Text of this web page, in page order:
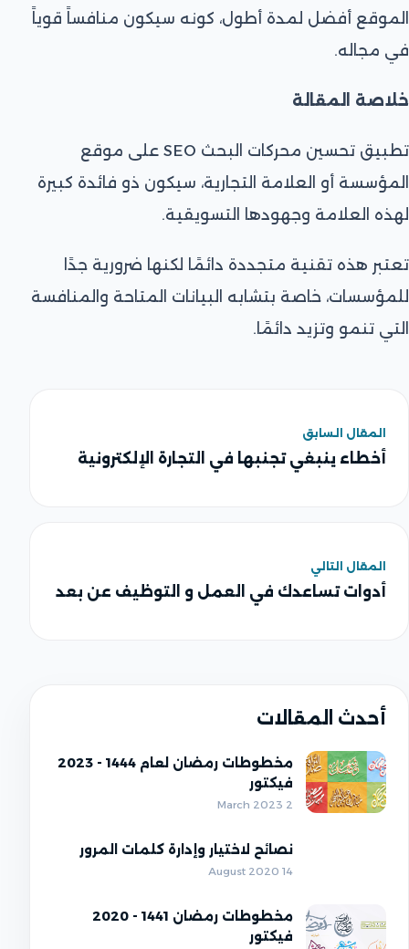
الموقع أفضل لمدة أطول، كونه سيكون منافساً قوياً
في مجاله.
خلاصة المقالة
تطبيق تحسين محركات البحث SEO على موقع
المؤسسة أو العلامة التجارية، سيكون ذو فائدة كبيرة
لهذه العلامة وجهودها التسويقية.
تعتبر هذه تقنية متجددة دائمًا لكنها ضرورية جدًا
للمؤسسات، خاصة بتشابه البيانات المتاحة والمنافسة
التي تنمو وتزيد دائمًا.
المقال السابق
أخطاء ينبغي تجنبها في التجارة الإلكترونية
المقال التالي
أدوات تساعدك في العمل و التوظيف عن بعد
أحدث المقالات
مخطوطات رمضان لعام 1444 - 2023
فيكتور
2 March 2023
نصائح لاختيار وإدارة كلمات المرور
14 August 2020
مخطوطات رمضان 1441 - 2020
فيكتور